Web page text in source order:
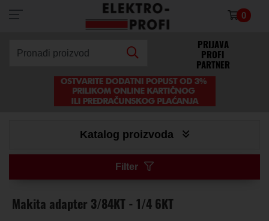
×
0
Pronađi proizvod
PRIJAVA
PROFI
PARTNER
Katalog proizvoda
Filter
Makita adapter 3/84KT - 1/4 6KT